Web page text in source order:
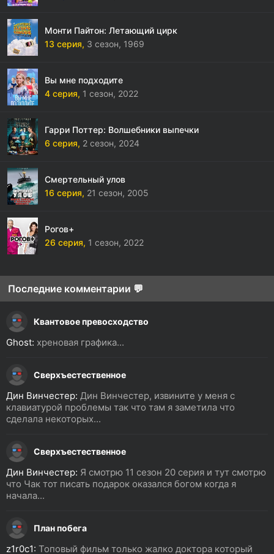
Монти Пайтон: Летающий цирк
13 серия, 3 сезон, 1969
Вы мне подходите
4 серия, 1 сезон, 2022
Гарри Поттер: Волшебники выпечки
6 серия, 2 сезон, 2024
Смертельный улов
16 серия, 21 сезон, 2005
Рогов+
26 серия, 1 сезон, 2022
Последние комментарии 💬
Квантовое превосходство
Ghost: хреновая графика...
Сверхъестественное
Дин Винчестер: Дин Винчестер, извините у меня с
клавиатурой проблемы так что там я заметила что
сделала некоторых...
Сверхъестественное
Дин Винчестер: Я смотрю 11 сезон 20 серия и тут смотрю
что Чак тот писать подарок оказался богом когда я
начала...
План побега
z1r0c1: Топовый фильм только жалко доктора который